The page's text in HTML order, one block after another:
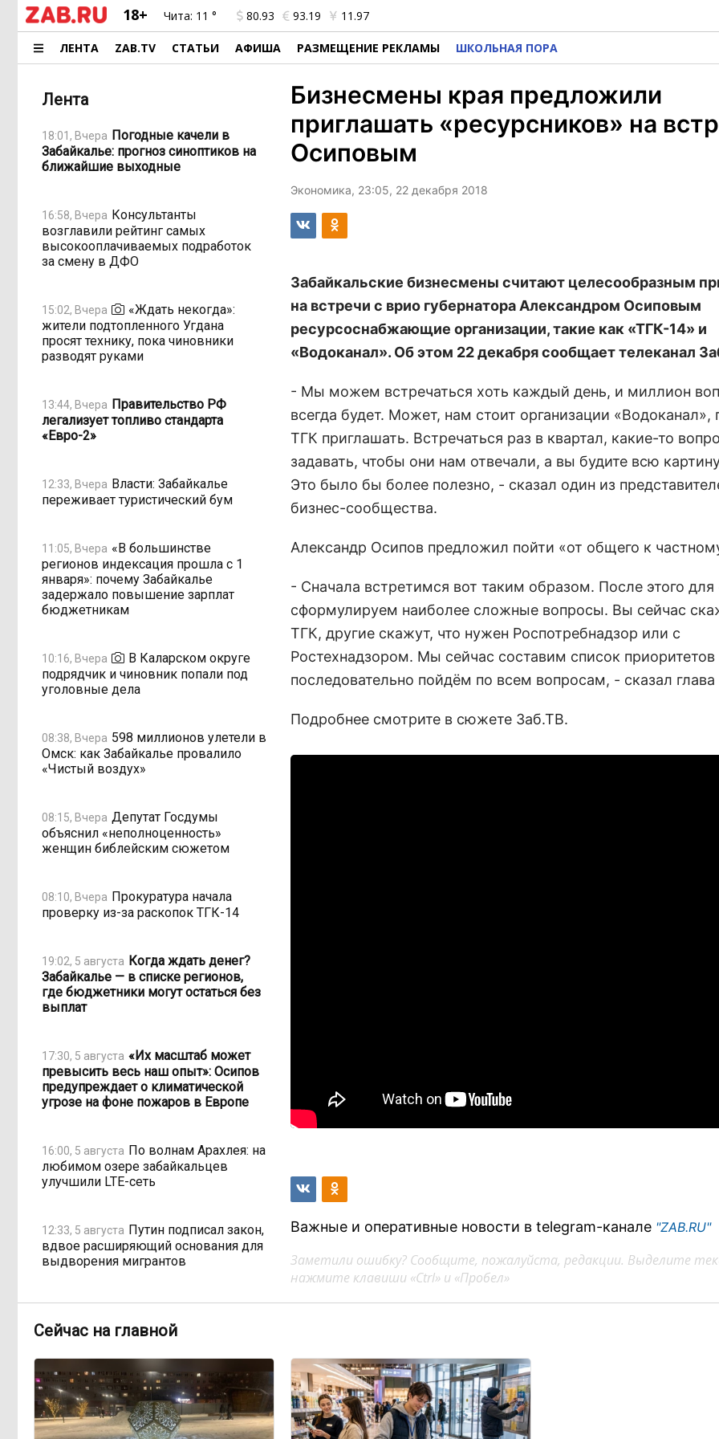
18+ Чита: 11 ° 80.93 93.19 11.97
ЛЕНТА ZAB.TV СТАТЬИ АФИША РАЗМЕЩЕНИЕ РЕКЛАМЫ ШКОЛЬНАЯ ПОРА
Лента
18:01, Вчера Погодные качели в
Забайкалье: прогноз синоптиков на
ближайшие выходные
16:58, Вчера Консультанты
возглавили рейтинг самых
высокооплачиваемых подработок
за смену в ДФО
15:02, Вчера
«Ждать некогда»:
жители подтопленного Угдана
просят технику, пока чиновники
разводят руками
13:44, Вчера Правительство РФ
легализует топливо стандарта
«Евро-2»
12:33, Вчера Власти: Забайкалье
переживает туристический бум
11:05, Вчера «В большинстве
регионов индексация прошла с 1
января»: почему Забайкалье
задержало повышение зарплат
бюджетникам
10:16, Вчера
В Каларском округе
подрядчик и чиновник попали под
уголовные дела
08:38, Вчера 598 миллионов улетели в
Омск: как Забайкалье провалило
«Чистый воздух»
08:15, Вчера Депутат Госдумы
объяснил «неполноценность»
женщин библейским сюжетом
08:10, Вчера Прокуратура начала
проверку из-за раскопок ТГК-14
19:02, 5 августа Когда ждать денег?
Забайкалье — в списке регионов,
где бюджетники могут остаться без
выплат
17:30, 5 августа «Их масштаб может
превысить весь наш опыт»: Осипов
предупреждает о климатической
угрозе на фоне пожаров в Европе
16:00, 5 августа По волнам Арахлея: на
любимом озере забайкальцев
улучшили LTE-сеть
12:33, 5 августа Путин подписал закон,
вдвое расширяющий основания для
выдворения мигрантов
администрация хочет
отремонтировать кабинет за 6,8
миллиона: что скрывает смета?
11:47, 5 августа «Нефтемаркет»
отвечает: региональные власти
неточно изложили ситуацию с
Бизнесмены края предложили
приглашать «ресурсников» на
Осиповым
Экономика, 23:05, 22 декабря 2018
Забайкальские бизнесмены считают целесообразным
на встречи с врио губернатора Александром Осиповым
ресурсоснабжающие организации, такие как «ТГК-14» и
«Водоканал». Об этом 22 декабря сообщает телеканал
- Мы можем встречаться хоть каждый день, и миллион
всегда будет. Может, нам стоит организации «Водоканал»,
ТГК приглашать. Встречаться раз в квартал, какие-то
задавать, чтобы они нам отвечали, а вы будите всю
Это было бы более полезно, - сказал один из
бизнес-сообщества.
Александр Осипов предложил пойти «от общего к
- Сначала встретимся вот таким образом. После этого для
сформулируем наиболее сложные вопросы. Вы сейчас
ТГК, другие скажут, что нужен Роспотребнадзор или с
Ростехнадзором. Мы сейчас составим список приоритетов
последовательно пойдём по всем вопросам, - сказал глава
Подробнее смотрите в сюжете Заб.ТВ.
Важные и оперативные новости в telegram-канале "ZAB.RU"
Заметили ошибку? Сообщите, пожалуйста, редакции. Выделите
нажмите клавиши «Ctrl» и «Пробел»
Сейчас на главной